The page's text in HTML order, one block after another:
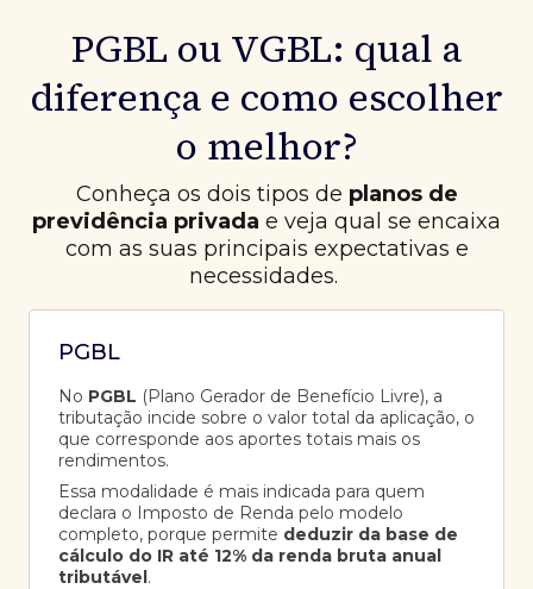
PGBL ou VGBL: qual a
diferença e como escolher
o melhor?
Conheça os dois tipos de planos de
previdência privada e veja qual se encaixa
com as suas principais expectativas e
necessidades.
PGBL
No PGBL (Plano Gerador de Benefício Livre), a
tributação incide sobre o valor total da aplicação, o
que corresponde aos aportes totais mais os
rendimentos.
Essa modalidade é mais indicada para quem
declara o Imposto de Renda pelo modelo
completo, porque permite deduzir da base de
cálculo do IR até 12% da renda bruta anual
tributável.